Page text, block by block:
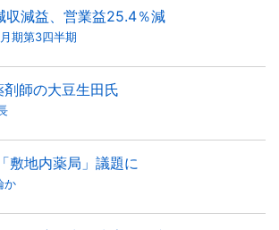
収減益、営業益25.4％減
期第3四半期
剤師の大豆生田氏
敷地内薬局」議題に
か